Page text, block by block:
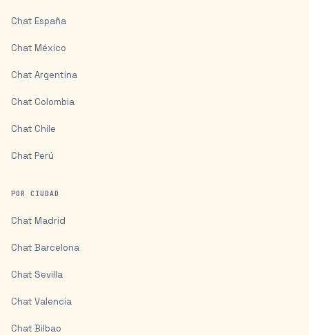
Chat España
Chat México
Chat Argentina
Chat Colombia
Chat Chile
Chat Perú
POR CIUDAD
Chat Madrid
Chat Barcelona
Chat Sevilla
Chat Valencia
Chat Bilbao